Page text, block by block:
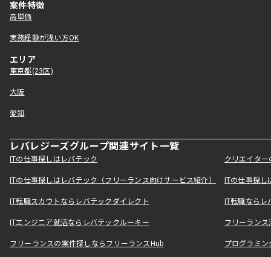
案件特徴
高単価
実務経験が浅い方OK
エリア
東京都(23区)
大阪
愛知
レバレジーズグループ関連サイト一覧
ITの仕事探しはレバテック クリエイタ
ITの仕事探しはレバテック（フリーランス向けサービス紹介） ITの仕事探
IT転職スカウトならレバテックダイレクト IT転職なら
ITエンジニア就活ならレバテックルーキー フリーラン
フリーランスの案件探しならフリーランスHub プログラミ